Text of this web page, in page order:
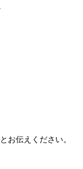
とお伝えください。